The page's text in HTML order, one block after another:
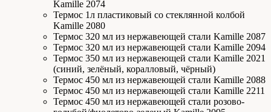
Kamille 2074
Термос 1л пластиковый со стеклянной колбой
Kamille 2080
Термос 320 мл из нержавеющей стали Kamille 2087
Термос 320 мл из нержавеющей стали Kamille 2094
Термос 350 мл из нержавеющей стали Kamille 2021
(синий, зелёный, коралловый, чёрный)
Термос 450 мл из нержавеющей стали Kamille 2088
Термос 450 мл из нержавеющей стали Kamille 2211
Термос 450 мл из нержавеющей стали розово-